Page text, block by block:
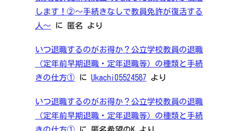
します！②～手続きなしで教員免許が復活する
人～ に 匿名 より
いつ退職するのがお得か？公立学校教員の退職
（定年前早期退職・定年退職等）の種類と手続
きの仕方① に Ukachi05524587 より
いつ退職するのがお得か？公立学校教員の退職
（定年前早期退職・定年退職等）の種類と手続
きの仕方① に 匿名希望のK より